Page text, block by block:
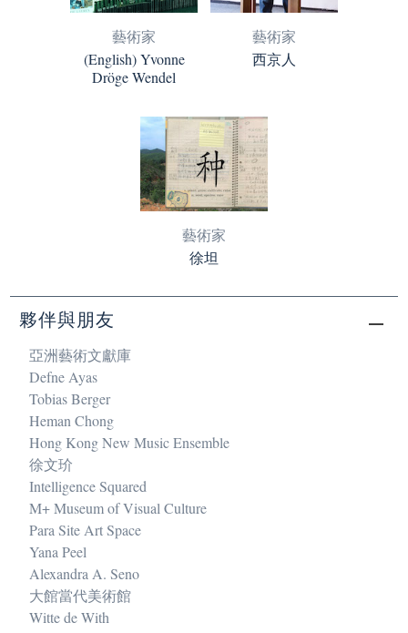
藝術家
(English) Yvonne
Dröge Wendel
藝術家
西京人
藝術家
徐坦
夥伴與朋友
亞洲藝術文獻庫
Defne Ayas
Tobias Berger
Heman Chong
Hong Kong New Music Ensemble
徐文玠
Intelligence Squared
M+ Museum of Visual Culture
Para Site Art Space
Yana Peel
Alexandra A. Seno
大館當代美術館
Witte de With